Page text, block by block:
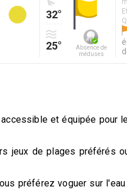
32°
25°
Absence de
méduses
et équipée pour
jeux de plages préférés
préférez voguer sur